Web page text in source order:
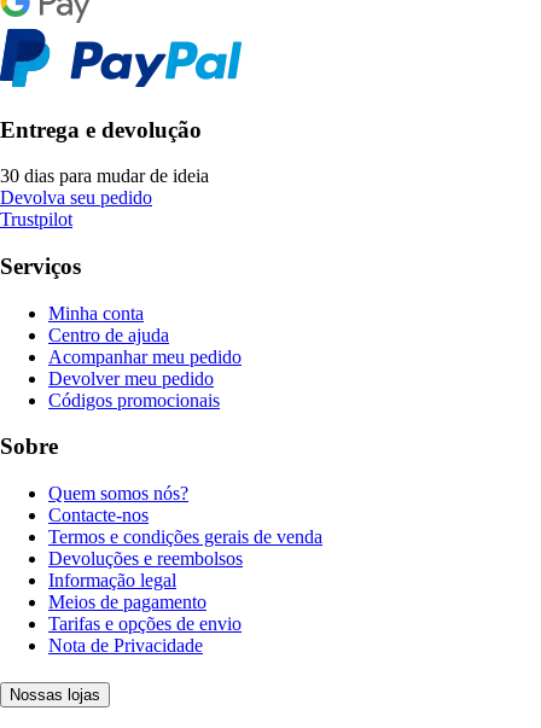
Entrega e devolução
30 dias para mudar de ideia
Devolva seu pedido
Trustpilot
Serviços
Minha conta
Centro de ajuda
Acompanhar meu pedido
Devolver meu pedido
Códigos promocionais
Sobre
Quem somos nós?
Contacte-nos
Termos e condições gerais de venda
Devoluções e reembolsos
Informação legal
Meios de pagamento
Tarifas e opções de envio
Nota de Privacidade
Nossas lojas